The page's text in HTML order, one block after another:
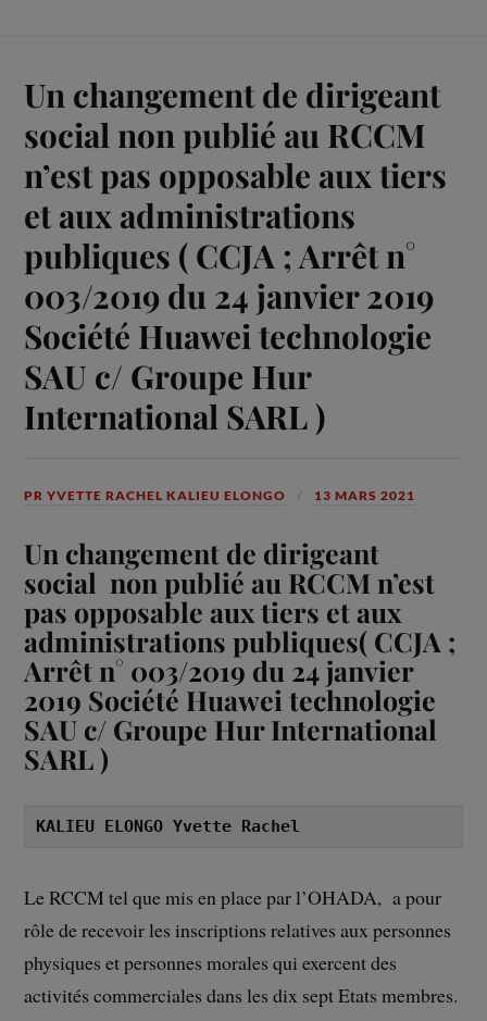
Un changement de dirigeant
social non publié au RCCM
n’est pas opposable aux tiers
et aux administrations
publiques ( CCJA ; Arrêt n°
003/2019 du 24 janvier 2019
Société Huawei technologie
SAU c/ Groupe Hur
International SARL )
PR YVETTE RACHEL KALIEU ELONGO 13 MARS 2021
Un changement de dirigeant
social non publié au RCCM n’est
pas opposable aux tiers et aux
administrations publiques( CCJA ;
Arrêt n° 003/2019 du 24 janvier
2019 Société Huawei technologie
SAU c/ Groupe Hur International
SARL )
KALIEU ELONGO Yvette Rachel
Le RCCM tel que mis en place par l’OHADA, a pour
rôle de recevoir les inscriptions relatives aux personnes
physiques et personnes morales qui exercent des
activités commerciales dans les dix sept Etats membres.